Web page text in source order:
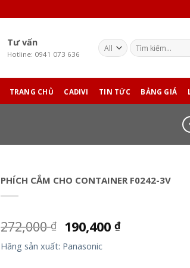
Tư vấn
Hotline: 0941 073 636
TRANG CHỦ CADIVI TIN TỨC BẢNG GIÁ
PHÍCH CẮM CHO CONTAINER F0242-3V
272,000₫ 190,400 ₫
Hãng sản xuất: Panasonic